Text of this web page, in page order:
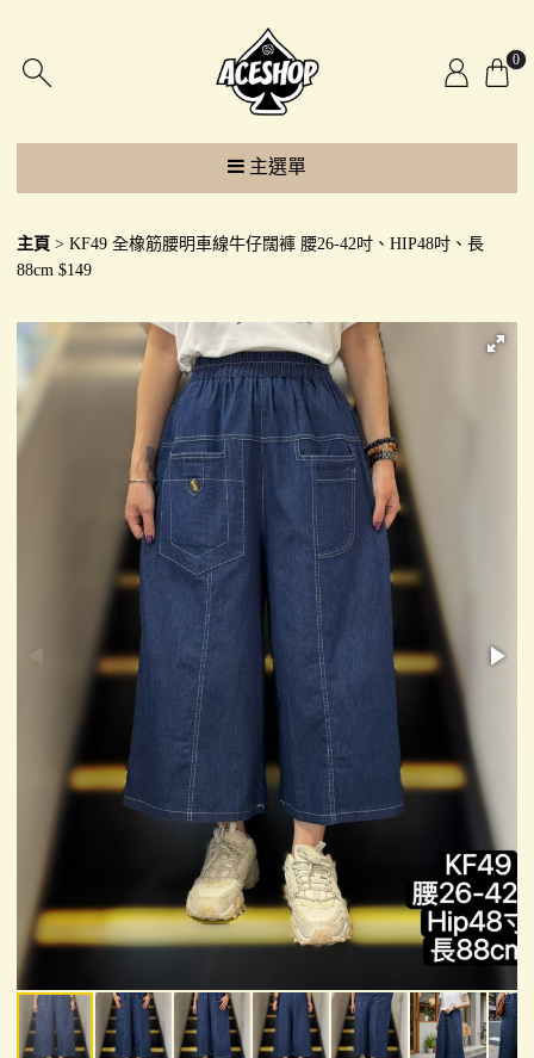
0
主選單
主頁
KF49 全橡筋腰明車線牛仔闊褲 腰26-42吋、HIP48吋、長
88cm $149